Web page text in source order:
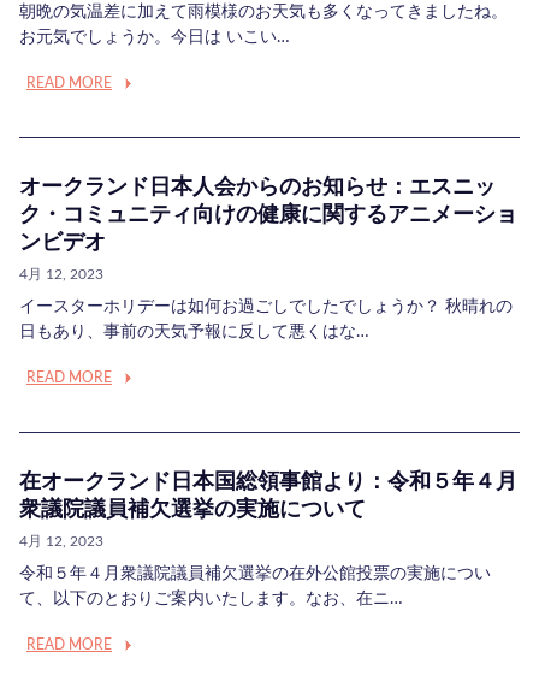
朝晩の気温差に加えて雨模様のお天気も多くなってきましたね。
お元気でしょうか。今日は いこい…
READ MORE
オークランド日本人会からのお知らせ：エスニッ
ク・コミュニティ向けの健康に関するアニメーショ
ンビデオ
4月 12, 2023
イースターホリデーは如何お過ごしでしたでしょうか？ 秋晴れの
日もあり、事前の天気予報に反して悪くはな…
READ MORE
在オークランド日本国総領事館より：令和５年４月
衆議院議員補欠選挙の実施について
4月 12, 2023
令和５年４月衆議院議員補欠選挙の在外公館投票の実施につい
て、以下のとおりご案内いたします。なお、在ニ…
READ MORE